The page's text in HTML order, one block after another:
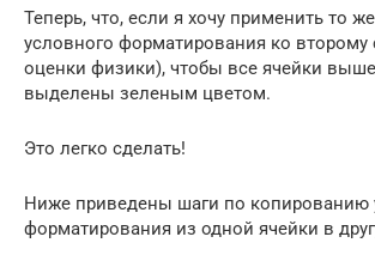
Теперь, что, если я хочу применить то
условного форматирования ко второму
оценки физики), чтобы все ячейки
выделены зеленым цветом.
Это легко сделать!
Ниже приведены шаги по копированию
форматирования из одной ячейки в